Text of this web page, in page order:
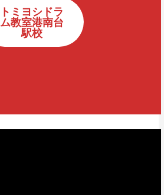
トミヨシドラ
ム教室港南台
駅校